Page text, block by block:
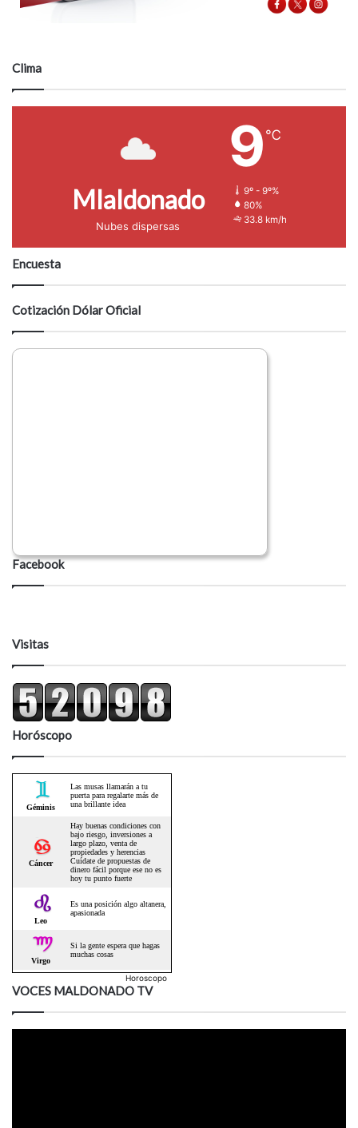
Clima
Mlaldonado
Nubes dispersas
9 ℃
9º - 9º%
80%
33.8 km/h
Encuesta
Cotización Dólar Oficial
Facebook
Visitas
Horóscopo
Horoscopo
VOCES MALDONADO TV